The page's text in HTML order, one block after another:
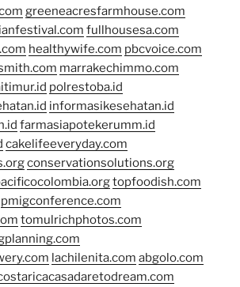
greeneacresfarmhouse.com
fullhousesa.com
healthywife.com pbcvoice.com
marrakechimmo.com
polrestoba.id
informasikesehatan.id
farmasiapotekerumm.id
cakelifeeveryday.com
conservationsolutions.org
topfoodish.com
pmigconference.com
tomulrichphotos.com
lachilenita.com abgolo.com